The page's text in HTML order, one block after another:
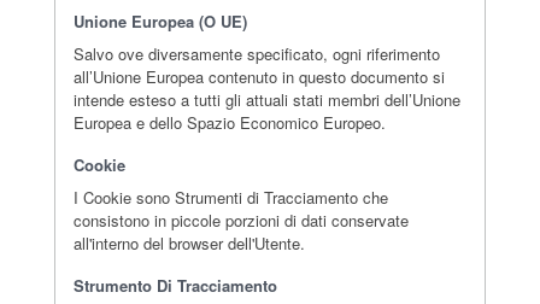
Unione Europea (o UE)
Salvo ove diversamente specificato, ogni riferimento
all’Unione Europea contenuto in questo documento si
intende esteso a tutti gli attuali stati membri dell’Unione
Europea e dello Spazio Economico Europeo.
Cookie
I Cookie sono Strumenti di Tracciamento che
consistono in piccole porzioni di dati conservate
all'interno del browser dell'Utente.
Strumento Di Tracciamento